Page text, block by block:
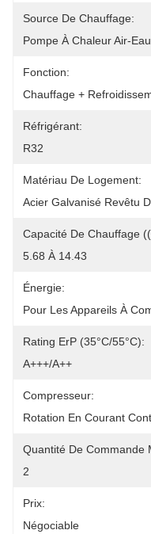
Source De Chauffage:
Pompe À Chaleur Air-Eau
Fonction:
Chauffage +
Réfrigérant:
R32
Matériau De Logement:
Acier Galvanisé Revêtu
Capacité De Chauffage
5.68 À 14.43
Énergie:
Pour Les Appareils À
Rating ErP (35°C/55°C):
A+++/A++
Compresseur:
Rotation En Courant
Quantité De Commande
2
Prix:
Négociable